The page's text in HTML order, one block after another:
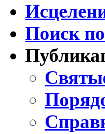
Поиск